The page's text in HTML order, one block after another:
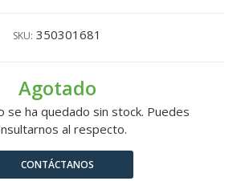
SKU: 350301681
Agotado
se ha quedado sin stock. Puedes
al respecto.
CONTÁCTANOS